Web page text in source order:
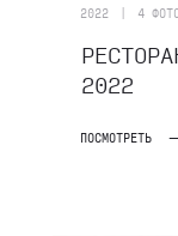
2022 4
2022
ПОСМОТРЕТЬ